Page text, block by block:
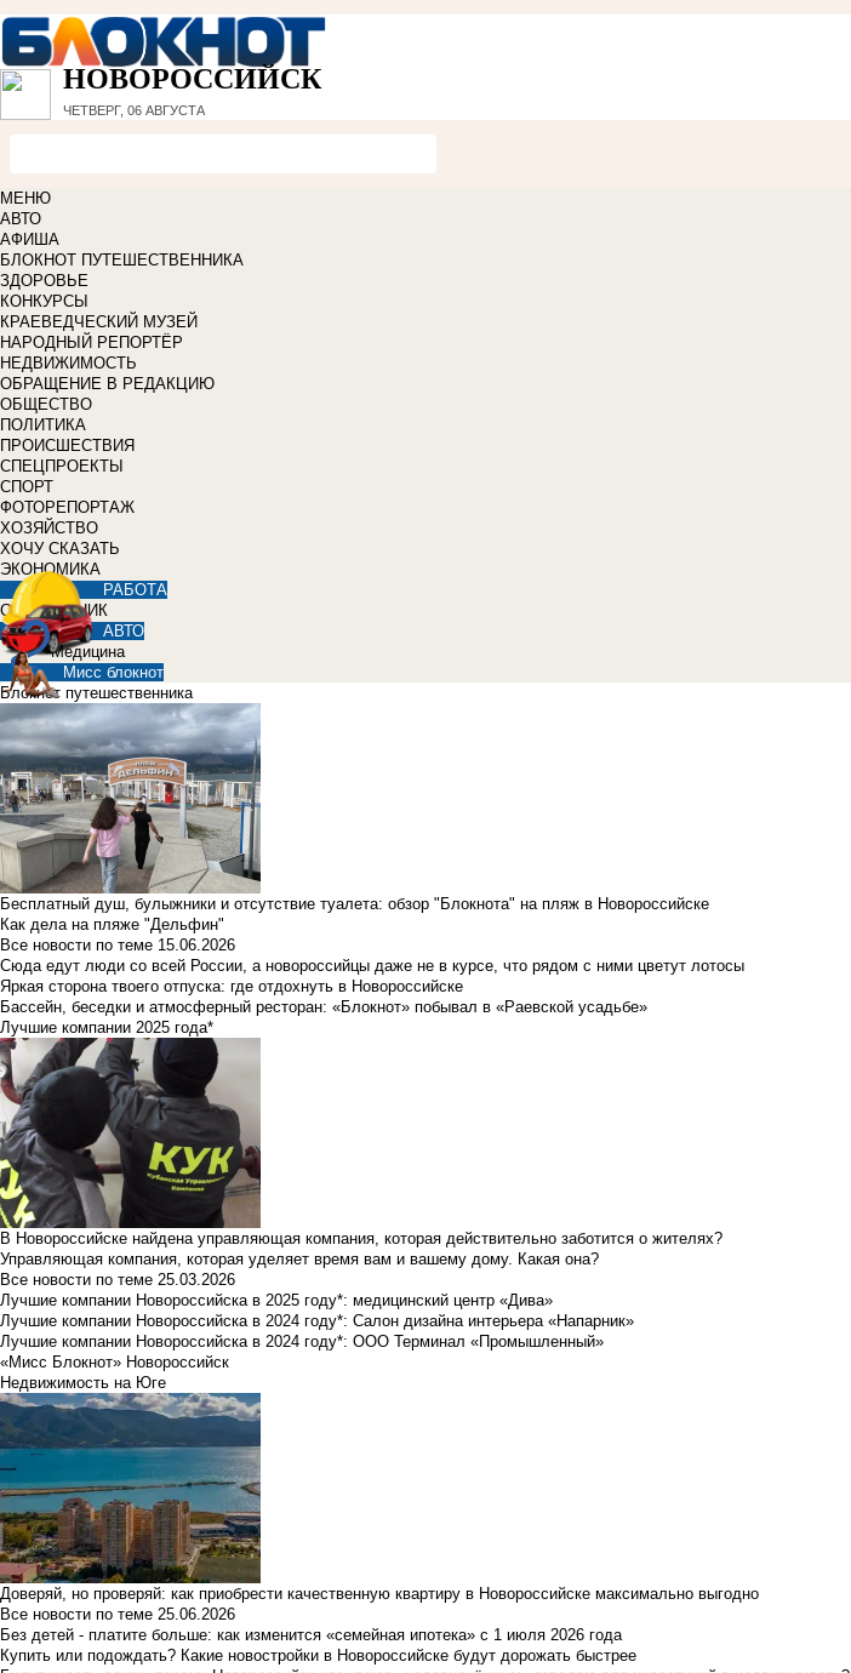
НОВОРОССИЙСК
ЧЕТВЕРГ, 06 АВГУСТА
МЕНЮ
АВТО
АФИША
БЛОКНОТ ПУТЕШЕСТВЕННИКА
ЗДОРОВЬЕ
КОНКУРСЫ
КРАЕВЕДЧЕСКИЙ МУЗЕЙ
НАРОДНЫЙ РЕПОРТЁР
НЕДВИЖИМОСТЬ
ОБРАЩЕНИЕ В РЕДАКЦИЮ
ОБЩЕСТВО
ПОЛИТИКА
ПРОИСШЕСТВИЯ
СПЕЦПРОЕКТЫ
СПОРТ
ФОТОРЕПОРТАЖ
ХОЗЯЙСТВО
ХОЧУ СКАЗАТЬ
ЭКОНОМИКА
РАБОТА
СПРАВОЧНИК
АВТО
Медицина
Мисс блокнот
Блокнот путешественника
Бесплатный душ, булыжники и отсутствие туалета: обзор "Блокнота" на пляж в Новороссийске
Как дела на пляже "Дельфин"
Все новости по теме 15.06.2026
Сюда едут люди со всей России, а новороссийцы даже не в курсе, что рядом с ними цветут лотосы
Яркая сторона твоего отпуска: где отдохнуть в Новороссийске
Бассейн, беседки и атмосферный ресторан: «Блокнот» побывал в «Раевской усадьбе»
Лучшие компании 2025 года*
В Новороссийске найдена управляющая компания, которая действительно заботится о жителях?
Управляющая компания, которая уделяет время вам и вашему дому. Какая она?
Все новости по теме 25.03.2026
Лучшие компании Новороссийска в 2025 году*: медицинский центр «Дива»
Лучшие компании Новороссийска в 2024 году*: Салон дизайна интерьера «Напарник»
Лучшие компании Новороссийска в 2024 году*: ООО Терминал «Промышленный»
«Мисс Блокнот» Новороссийск
Недвижимость на Юге
Доверяй, но проверяй: как приобрести качественную квартиру в Новороссийске максимально выгодно
Все новости по теме 25.06.2026
Без детей - платите больше: как изменится «семейная ипотека» с 1 июля 2026 года
Купить или подождать? Какие новостройки в Новороссийске будут дорожать быстрее